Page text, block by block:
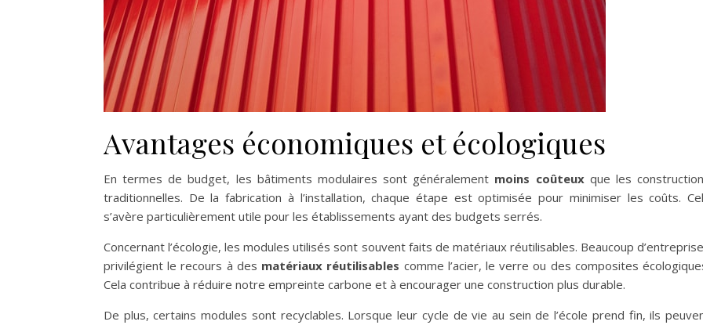
Avantages économiques et écologiques
En termes de budget, les bâtiments modulaires sont généralement moins coûteuxque les
traditionnelles. De la fabrication à l’installation, chaque étape est optimisée pour minimiser les coûts.
s’avère particulièrement utile pour les établissements ayant des budgets serrés.
Concernant l’écologie, les modules utilisés sont souvent faits de matériaux réutilisables. Beaucoup
privilégient le recours à des matériaux réutilisables comme l’acier, le verre ou des composites
Cela contribue à réduire notre empreinte carbone et à encourager une construction plus durable.
De plus, certains modules sont recyclables. Lorsque leur cycle de vie au sein de l’école prend fin, ils